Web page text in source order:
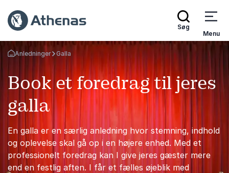
Søg
Menu
Tilbage til forsiden
Anledninger Galla
Book et foredrag til jeres
galla
En galla er en særlig anledning hvor stemning, indhold
og oplevelse skal gå op i en højere enhed. Med et
professionelt foredrag kan I give jeres gæster mere
end en festlig aften. I får et fælles øjeblik med